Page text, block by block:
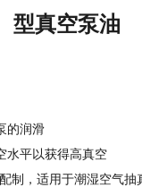
型真空泵油
的润滑
水平以获得高真空
制，适用于潮湿空气抽